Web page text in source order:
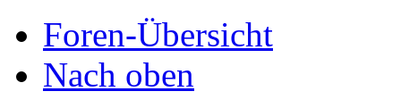
Foren-Übersicht
Nach oben